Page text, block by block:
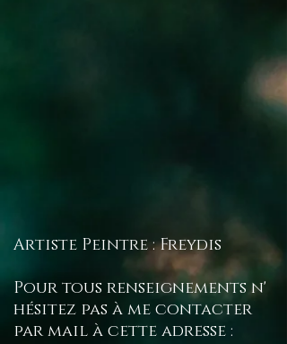
Artiste Peintre : Freydis
Pour tous renseignements n'
hésitez pas à me contacter
par mail à cette adresse :